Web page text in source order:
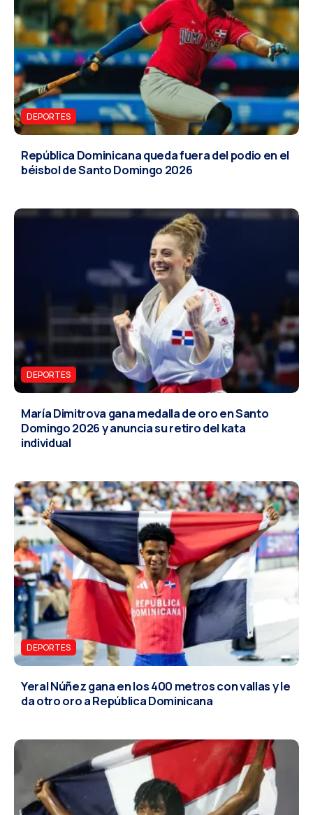
DEPORTES
República Dominicana queda fuera del podio en el
béisbol de Santo Domingo 2026
DEPORTES
María Dimitrova gana medalla de oro en Santo
Domingo 2026 y anuncia su retiro del kata
individual
DEPORTES
Yeral Núñez gana en los 400 metros con vallas y le
da otro oro a República Dominicana